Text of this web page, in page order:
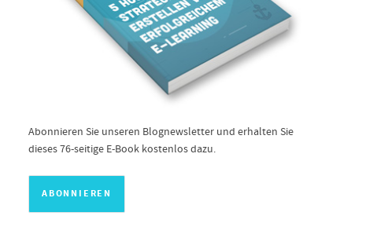
Abonnieren Sie unseren Blognewsletter und erhalten Sie
dieses 76-seitige E-Book kostenlos dazu.